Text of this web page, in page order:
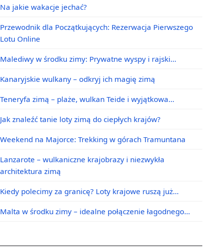
Na jakie wakacje jechać?
Przewodnik dla Początkujących: Rezerwacja Pierwszego
Lotu Online
Malediwy w środku zimy: Prywatne wyspy i rajski…
Kanaryjskie wulkany – odkryj ich magię zimą
Teneryfa zimą – plaże, wulkan Teide i wyjątkowa…
Jak znaleźć tanie loty zimą do ciepłych krajów?
Weekend na Majorce: Trekking w górach Tramuntana
Lanzarote – wulkaniczne krajobrazy i niezwykła
architektura zimą
Kiedy polecimy za granicę? Loty krajowe ruszą już…
Malta w środku zimy – idealne połączenie łagodnego…